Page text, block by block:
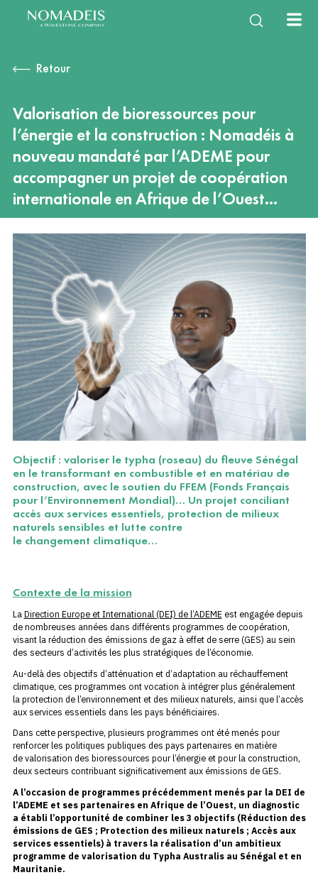
Retour
Valorisation de bioressources pour
l’énergie et la construction : Nomadéis à
nouveau mandaté par l’ADEME pour
accompagner un projet de coopération
internationale en Afrique de l’Ouest…
Objectif : valoriser le typha (roseau) du fleuve Sénégal
en le transformant en combustible et en matériau de
construction, avec le soutien du FFEM (Fonds Français
pour l’Environnement Mondial)… Un projet conciliant
accès aux services essentiels, protection de milieux
naturels sensibles et lutte contre
le changement climatique…
Contexte de la mission
La Direction Europe et International (DEI) de l’ADEMEest engagée depuis
de nombreuses années dans différents programmes de coopération,
visant la réduction des émissions de gaz à effet de serre (GES) au sein
des secteurs d’activités les plus stratégiques de l’économie.
Au-delà des objectifs d’atténuation et d’adaptation au réchauffement
climatique, ces programmes ont vocation à intégrer plus généralement
la protection de l’environnement et des milieux naturels, ainsi que l’accès
aux services essentiels dans les pays bénéficiaires.
Dans cette perspective, plusieurs programmes ont été menés pour
renforcer les politiques publiques des pays partenaires en matière
de valorisation des bioressources pour l’énergie et pour la construction,
deux secteurs contribuant significativement aux émissions de GES.
A l’occasion de programmes précédemment menés par la DEI de
l’ADEME et ses partenaires en Afrique de l’Ouest, un diagnostic
a établi l’opportunité de combiner les 3 objectifs (Réduction des
émissions de GES ; Protection des milieux naturels ; Accès aux
services essentiels) à travers la réalisation d’un ambitieux
programme de valorisation du Typha Australis au Sénégal et en
Mauritanie.